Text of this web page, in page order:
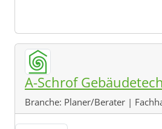
A-Schrof
Branche: Planer/Berater |